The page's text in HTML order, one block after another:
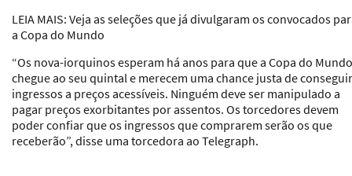
LEIA MAIS: Veja as seleções que já divulgaram os convocados
a Copa do Mundo
“Os nova-iorquinos esperam há anos para que a Copa do Mundo
chegue ao seu quintal e merecem uma chance justa de conseguir
ingressos a preços acessíveis. Ninguém deve ser manipulado a
pagar preços exorbitantes por assentos. Os torcedores devem
poder confiar que os ingressos que comprarem serão os que
receberão”, disse uma torcedora ao Telegraph.